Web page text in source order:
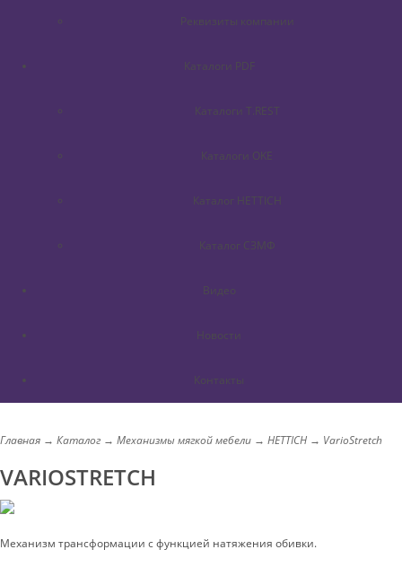
Реквизиты компании
Каталоги PDF
Каталоги T.REST
Каталоги OKE
Каталог HETTICH
Каталог СЗМФ
Видео
Новости
Контакты
Главная → Каталог → Механизмы мягкой мебели → HETTICH → VarioStretch
VARIOSTRETCH
Механизм трансформации с функцией натяжения обивки.